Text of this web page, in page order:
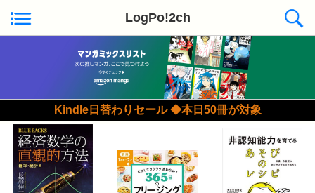
LogPo!2ch
Kindle日替わりセール ◆本日50冊が対象